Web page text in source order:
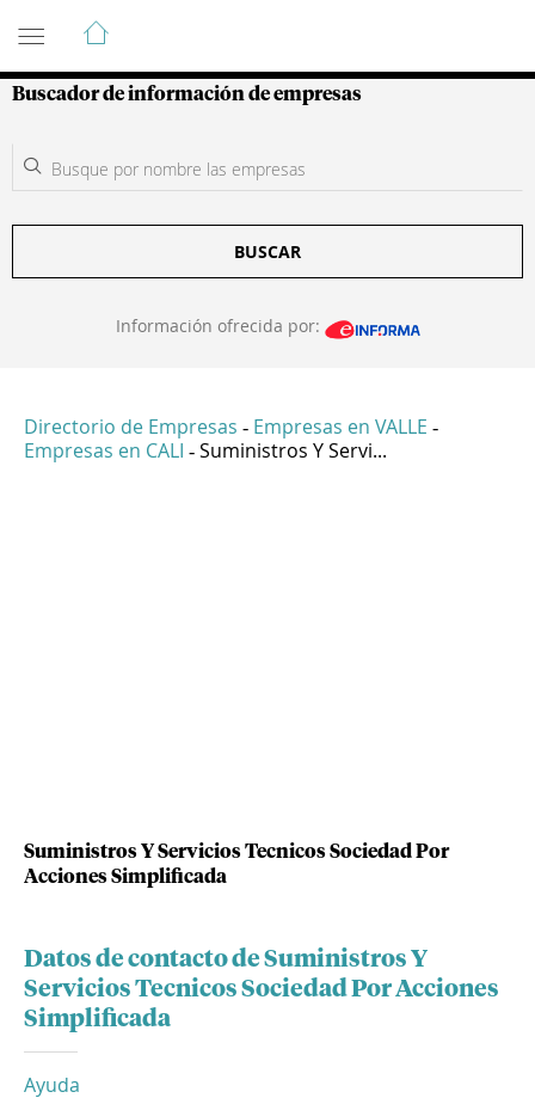
Guía de Empresas Colombianas
Buscador de información de empresas
BUSCAR
Información ofrecida por:
Directorio de Empresas - Empresas en VALLE -
Empresas en CALI - Suministros Y Servi...
Suministros Y Servicios Tecnicos Sociedad Por
Acciones Simplificada
Datos de contacto de Suministros Y
Servicios Tecnicos Sociedad Por Acciones
Simplificada
Ayuda